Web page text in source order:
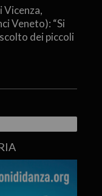
Vicenza,
Veneto): “Si
dei piccoli